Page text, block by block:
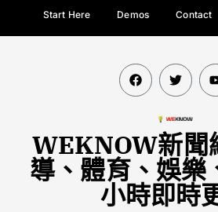
Start Here Demos Contact
WEKNOW新聞
導、體育、娛
小時即時